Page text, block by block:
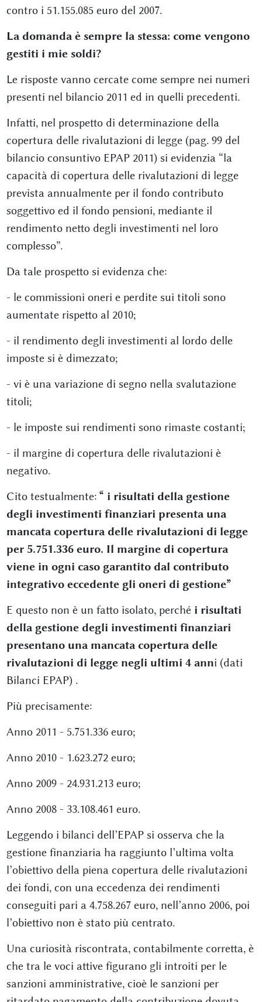
contro i 51.155.085 euro del 2007.
La domanda è sempre la stessa: come vengono
gestiti i mie soldi?
Le risposte vanno cercate come sempre nei numeri
presenti nel bilancio 2011 ed in quelli precedenti.
Infatti, nel prospetto di determinazione della
copertura delle rivalutazioni di legge (pag. 99 del
bilancio consuntivo EPAP 2011) si evidenzia “la
capacità di copertura delle rivalutazioni di legge
prevista annualmente per il fondo contributo
soggettivo ed il fondo pensioni, mediante il
rendimento netto degli investimenti nel loro
complesso”.
Da tale prospetto si evidenza che:
- le commissioni oneri e perdite sui titoli sono
aumentate rispetto al 2010;
- il rendimento degli investimenti al lordo delle
imposte si è dimezzato;
- vi è una variazione di segno nella svalutazione
titoli;
- le imposte sui rendimenti sono rimaste costanti;
- il margine di copertura delle rivalutazioni è
negativo.
Cito testualmente: “ i risultati della gestione
degli investimenti finanziari presenta una
mancata copertura delle rivalutazioni di legge
per 5.751.336 euro. Il margine di copertura
viene in ogni caso garantito dal contributo
integrativo eccedente gli oneri di gestione”
E questo non è un fatto isolato, perché i risultati
della gestione degli investimenti finanziari
presentano una mancata copertura delle
rivalutazioni di legge negli ultimi 4 anni (dati
Bilanci EPAP) .
Più precisamente:
Anno 2011 - 5.751.336 euro;
Anno 2010 - 1.623.272 euro;
Anno 2009 - 24.931.213 euro;
Anno 2008 - 33.108.461 euro.
Leggendo i bilanci dell’EPAP si osserva che la
gestione finanziaria ha raggiunto l’ultima volta
l’obiettivo della piena copertura delle rivalutazioni
dei fondi, con una eccedenza dei rendimenti
conseguiti pari a 4.758.267 euro, nell’anno 2006, poi
l’obiettivo non è stato più centrato.
Una curiosità riscontrata, contabilmente corretta, è
che tra le voci attive figurano gli introiti per le
sanzioni amministrative, cioè le sanzioni per